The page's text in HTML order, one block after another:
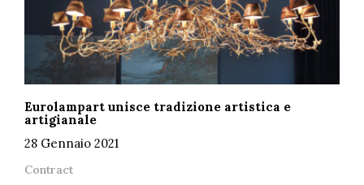
Eurolampart unisce tradizione artistica e
artigianale
28 Gennaio 2021
Contract